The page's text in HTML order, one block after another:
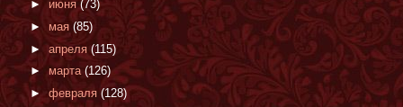
► июня(73)
► мая (85)
►апреля (115)
►марта (126)
► февраля (128)